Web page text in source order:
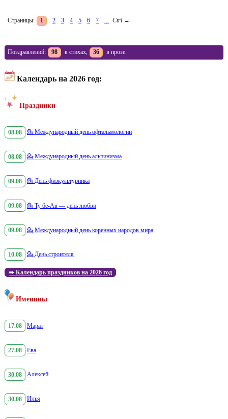
Страницы: 1 2 3 4 5 6 7 ... Ctrl →
Поздравлений: 98 в стихах, 36 в прозе.
Календарь на 2026 год:
Праздники
08.08 💁 Международный день офтальмологии
08.08 💁 Международный день альпинизма
09.08 💁 День физкультурника
09.08 💁 Ту бе-Ав — день любви
09.08 💁 Международный день коренных народов мира
10.08 💁 День строителя
➡️ Календарь праздников на 2026 год
Именины
17.08 Марат
27.08 Ева
30.08 Алексей
30.08 Илья